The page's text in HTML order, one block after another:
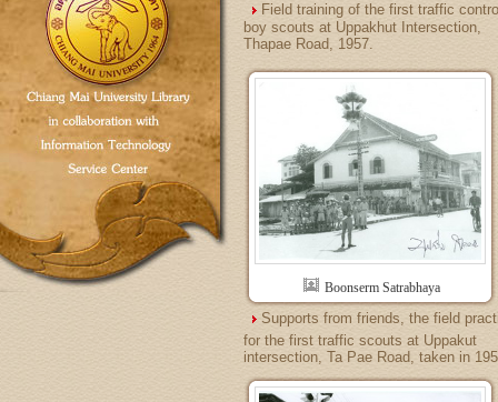
Field training of the first traffic
boy scouts at Uppakhut Intersection,
Thapae Road, 1957.
Boonserm Satrabhaya
Supports from friends, the field
for the first traffic scouts at Uppakut
intersection, Ta Pae Road, taken in